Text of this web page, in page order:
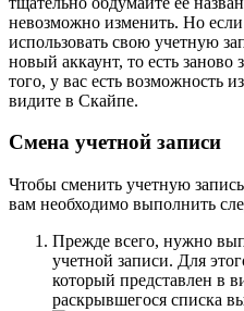
невозможно изменить. Но
использовать свою учетную
новый аккаунт, то есть заново
того, у вас есть возможность
видите в Скайпе.
Смена учетной записи
Чтобы сменить учетную
вам необходимо выполнить
Прежде всего, нужно
учетной записи. Для
который представлен в
раскрывшегося списка